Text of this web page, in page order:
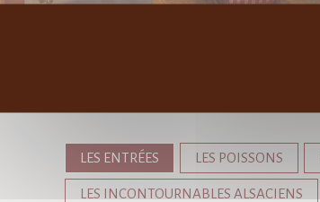
LES ENTRÉES LES POISSONS
LES INCONTOURNABLES ALSACIENS